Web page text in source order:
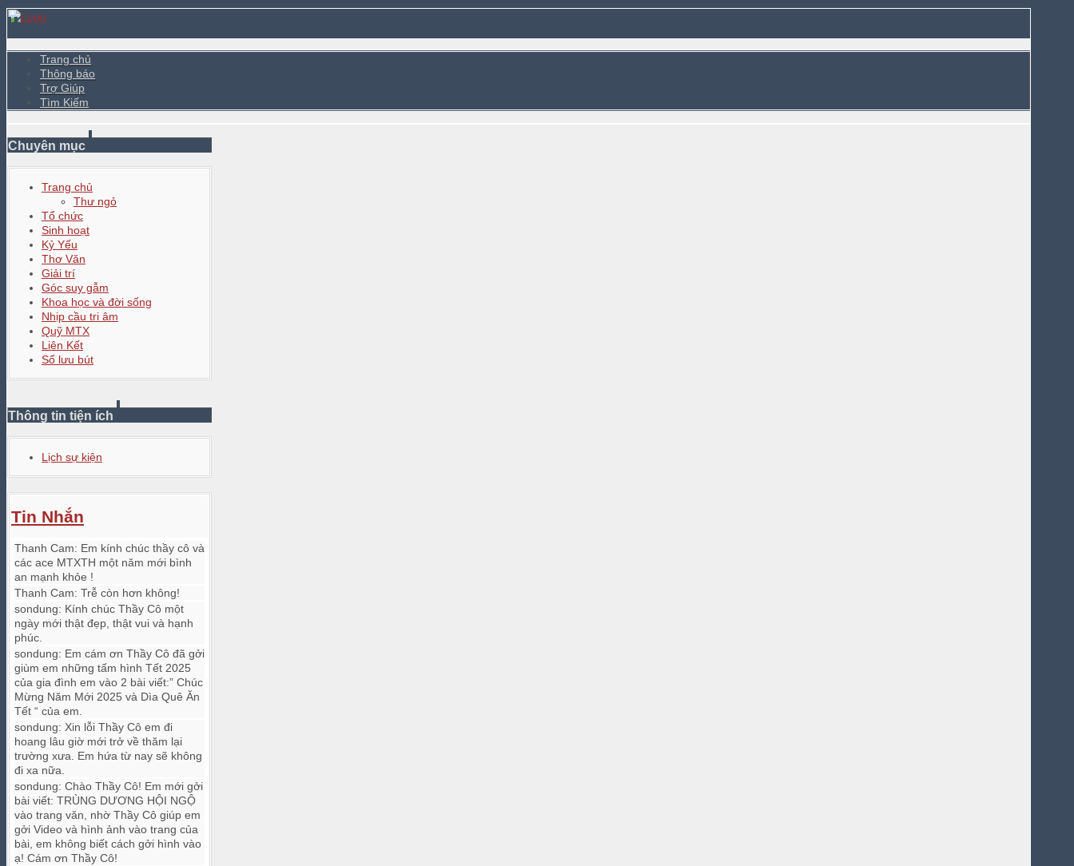
Trang chủ
Thông báo
Trợ Giúp
Tìm Kiếm
Chuyên mục
Trang chủ
Thư ngỏ
Tổ chức
Sinh hoạt
Kỷ Yếu
Thơ Văn
Giải trí
Góc suy gẫm
Khoa học và đời sống
Nhịp cầu tri âm
Quỹ MTX
Liên Kết
Sổ lưu bút
Thông tin tiện ích
Lịch sự kiện
Tin Nhắn
Thanh Cam: Em kính chúc thầy cô và
các ace MTXTH một năm mới bình
an mạnh khỏe !
Thanh Cam: Trễ còn hơn không!
sondung: Kính chúc Thầy Cô một
ngày mới thật đẹp, thật vui và hạnh
phúc.
sondung: Em cám ơn Thầy Cô đã gởi
giùm em những tấm hình Tết 2025
của gia đình em vào 2 bài viết:” Chúc
Mừng Năm Mới 2025 và Dìa Quê Ăn
Tết “ của em.
sondung: Xin lỗi Thầy Cô em đi
hoang lâu giờ mới trở về thăm lại
trường xưa. Em hứa từ nay sẽ không
đi xa nữa.
sondung: Chào Thầy Cô! Em mới gởi
bài viết: TRÙNG DƯƠNG HỘI NGỘ
vào trang văn, nhờ Thầy Cô giúp em
gởi Video và hình ảnh vào trang của
bài, em không biết cách gởi hình vào
ạ! Cám ơn Thầy Cô!